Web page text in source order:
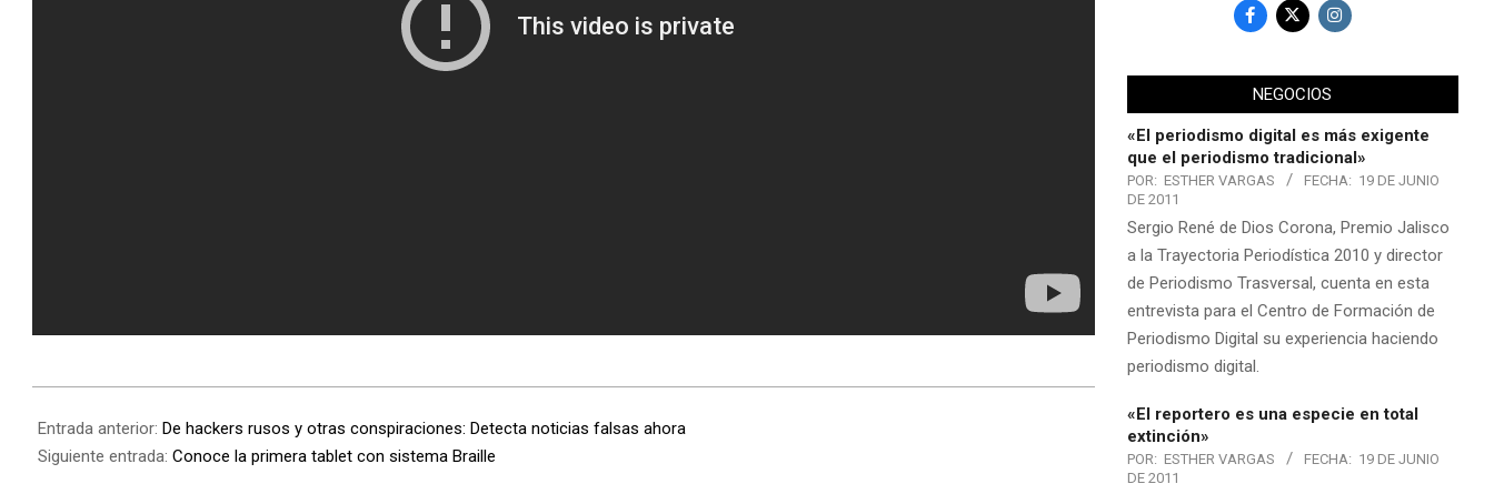
Entrada anterior: De hackers rusos y otras conspiraciones: Detecta noticias falsas ahora
Siguiente entrada: Conoce la primera tablet con sistema Braille
NEGOCIOS
«El periodismo digital es más exigente
que el periodismo tradicional»
POR: ESTHER VARGAS FECHA: 19 DE JUNIO
DE 2011
Sergio René de Dios Corona, Premio Jalisco
a la Trayectoria Periodística 2010 y director
de Periodismo Trasversal, cuenta en esta
entrevista para el Centro de Formación de
Periodismo Digital su experiencia haciendo
periodismo digital.
«El reportero es una especie en total
extinción»
POR: ESTHER VARGAS FECHA: 19 DE JUNIO
DE 2011